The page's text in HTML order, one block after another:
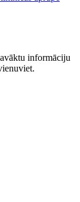
informāciju